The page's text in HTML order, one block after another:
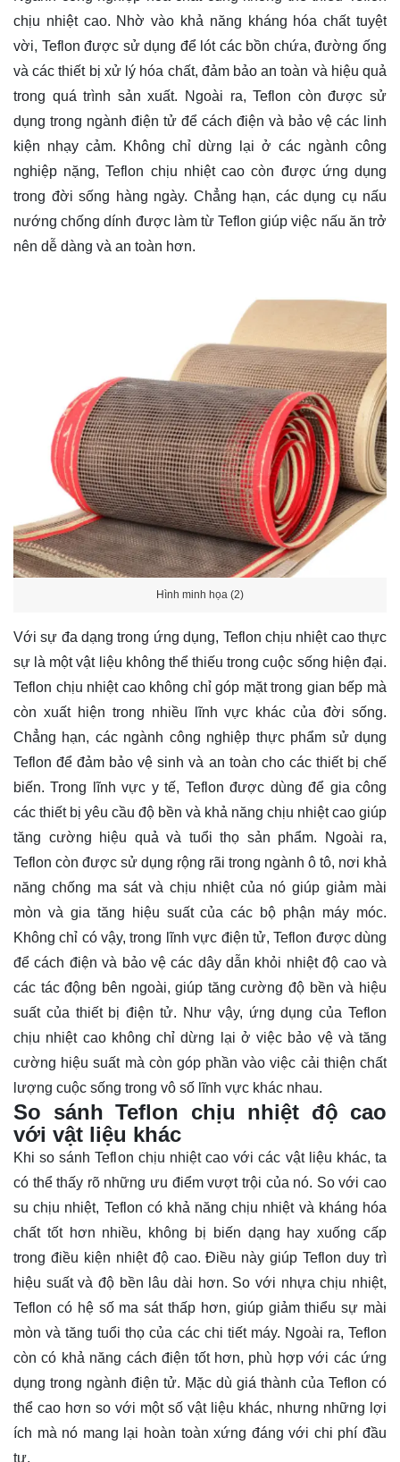
chịu nhiệt cao. Nhờ vào khả năng kháng hóa chất tuyệt
vời, Teflon được sử dụng để lót các bồn chứa, đường ống
và các thiết bị xử lý hóa chất, đảm bảo an toàn và hiệu quả
trong quá trình sản xuất. Ngoài ra, Teflon còn được sử
dụng trong ngành điện tử để cách điện và bảo vệ các linh
kiện nhạy cảm. Không chỉ dừng lại ở các ngành công
nghiệp nặng, Teflon chịu nhiệt cao còn được ứng dụng
trong đời sống hàng ngày. Chẳng hạn, các dụng cụ nấu
nướng chống dính được làm từ Teflon giúp việc nấu ăn trở
nên dễ dàng và an toàn hơn.
Hình minh họa (2)
Với sự đa dạng trong ứng dụng, Teflon chịu nhiệt cao thực
sự là một vật liệu không thể thiếu trong cuộc sống hiện đại.
Teflon chịu nhiệt cao không chỉ góp mặt trong gian bếp mà
còn xuất hiện trong nhiều lĩnh vực khác của đời sống.
Chẳng hạn, các ngành công nghiệp thực phẩm sử dụng
Teflon để đảm bảo vệ sinh và an toàn cho các thiết bị chế
biến. Trong lĩnh vực y tế, Teflon được dùng để gia công
các thiết bị yêu cầu độ bền và khả năng chịu nhiệt cao giúp
tăng cường hiệu quả và tuổi thọ sản phẩm. Ngoài ra,
Teflon còn được sử dụng rộng rãi trong ngành ô tô, nơi khả
năng chống ma sát và chịu nhiệt của nó giúp giảm mài
mòn và gia tăng hiệu suất của các bộ phận máy móc.
Không chỉ có vậy, trong lĩnh vực điện tử, Teflon được dùng
để cách điện và bảo vệ các dây dẫn khỏi nhiệt độ cao và
các tác động bên ngoài, giúp tăng cường độ bền và hiệu
suất của thiết bị điện tử. Như vậy, ứng dụng của Teflon
chịu nhiệt cao không chỉ dừng lại ở việc bảo vệ và tăng
cường hiệu suất mà còn góp phần vào việc cải thiện chất
lượng cuộc sống trong vô số lĩnh vực khác nhau.
So sánh Teflon chịu nhiệt độ cao
với vật liệu khác
Khi so sánh Teflon chịu nhiệt cao với các vật liệu khác, ta
có thể thấy rõ những ưu điểm vượt trội của nó. So với cao
su chịu nhiệt, Teflon có khả năng chịu nhiệt và kháng hóa
chất tốt hơn nhiều, không bị biến dạng hay xuống cấp
trong điều kiện nhiệt độ cao. Điều này giúp Teflon duy trì
hiệu suất và độ bền lâu dài hơn. So với nhựa chịu nhiệt,
Teflon có hệ số ma sát thấp hơn, giúp giảm thiểu sự mài
mòn và tăng tuổi thọ của các chi tiết máy. Ngoài ra, Teflon
còn có khả năng cách điện tốt hơn, phù hợp với các ứng
dụng trong ngành điện tử. Mặc dù giá thành của Teflon có
thể cao hơn so với một số vật liệu khác, nhưng những lợi
ích mà nó mang lại hoàn toàn xứng đáng với chi phí đầu
tư.